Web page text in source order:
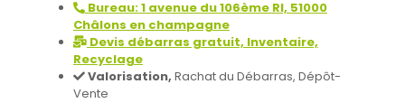
Bureau: 1 avenue du 106ème RI, 51000
Châlons en champagne
Devis débarras gratuit, Inventaire,
Recyclage
Valorisation, Rachat du Débarras, Dépôt-
Vente